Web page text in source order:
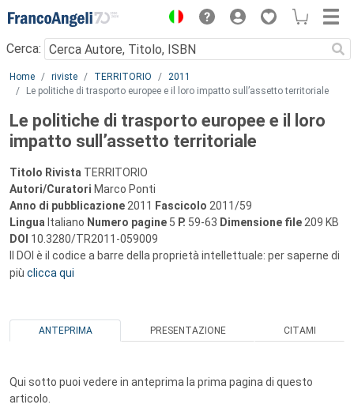
Menu
Cerca:
Main content
Home riviste TERRITORIO
2011
Le politiche di trasporto europee e il loro impatto sull’assetto territoriale
Le politiche di trasporto europee e il loro
impatto sull’assetto territoriale
Titolo Rivista TERRITORIO
Autori/Curatori Marco Ponti
Anno di pubblicazione 2011 Fascicolo 2011/59
Lingua Italiano Numero pagine 5 P. 59-63 Dimensione file 209 KB
DOI 10.3280/TR2011-059009
Il DOI è il codice a barre della proprietà intellettuale: per saperne di
più clicca qui
ANTEPRIMA PRESENTAZIONE CITAMI
Qui sotto puoi vedere in anteprima la prima pagina di questo
articolo.